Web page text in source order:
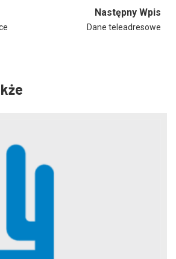
Następny Wpis
Dane teleadresowe